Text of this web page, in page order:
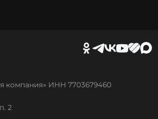
компания» ИНН 7703679460
2